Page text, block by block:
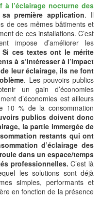
à l’éclairage nocturne des
première application. Il
de ces mêmes bâtiments et
de ces installations. C’est
impose d’améliorer les
Si ces textes ont le mérite
à s’intéresser à l’impact
leur éclairage, ils ne font
. Les pouvoirs publics
un gain d’économies
d’économies est ailleurs
10 % de la consommation
publics doivent donc
la partie immergée de
restants qui ont
d’éclairage des
dans un espace/temps
professionnelles. C’est là
les solutions sont déjà
simples, performants et
en fonction de la présence